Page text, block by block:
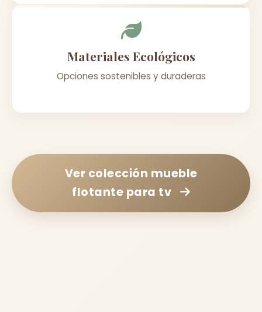
Materiales Ecológicos
Opciones sostenibles y duraderas
Ver colección mueble
flotante para tv